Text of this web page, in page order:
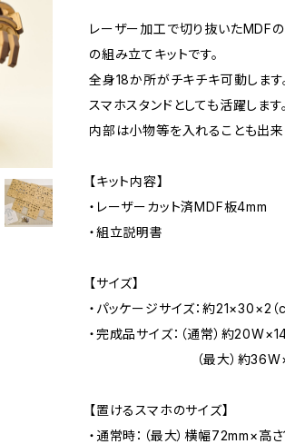
レーザー加工で切り抜いたMDFの
の組み立てキットです。
全身18か所がチキチキ可動します
スマホスタンドとしても活躍します。
内部は小物等を入れることも出来
【キット内容】
・レーザーカット済MDF板4mm
・組立説明書
【サイズ】
・パッケージサイズ：約21×30×2（
・完成品サイズ：（通常）約
（最大）約
【置けるスマホのサイズ】
・通常時：（最大）横幅72mm×高